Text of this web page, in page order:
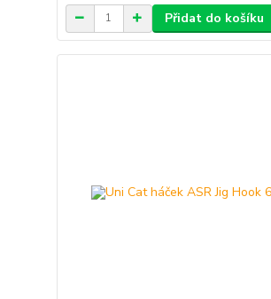
Přidat do košíku